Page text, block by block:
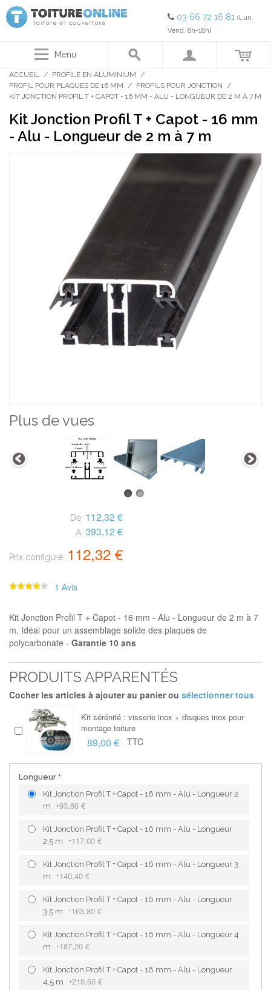
03 66 72 16 81 (Lun.
Vend. 8h-18h)
Menu
ACCUEIL / PROFILÉ EN ALUMINIUM /
PROFIL POUR PLAQUES DE 16 MM / PROFILS POUR JONCTION /
KIT JONCTION PROFIL T + CAPOT - 16 MM - ALU - LONGUEUR DE 2 M À 7 M
Kit Jonction Profil T + Capot - 16 mm
- Alu - Longueur de 2 m à 7 m
Plus de vues
De: 112,32 €
A: 393,12 €
Prix configuré: 112,32 €
1 Avis
Kit Jonction Profil T + Capot - 16 mm - Alu - Longueur de 2 m à 7
m. Idéal pour un assemblage solide des plaques de
polycarbonate - Garantie 10 ans
PRODUITS APPARENTÉS
Cocher les articles à ajouter au panier ou sélectionner tous
Kit sérénité : visserie inox + disques inox pour
montage toiture
89,00 € TTC
Longueur
Kit Jonction Profil T + Capot - 16 mm - Alu - Longueur 2
m +93,60 €
Kit Jonction Profil T + Capot - 16 mm - Alu - Longueur
2,5 m +117,00 €
Kit Jonction Profil T + Capot - 16 mm - Alu - Longueur 3
m +140,40 €
Kit Jonction Profil T + Capot - 16 mm - Alu - Longueur
3,5 m +163,80 €
Kit Jonction Profil T + Capot - 16 mm - Alu - Longueur 4
m +187,20 €
Kit Jonction Profil T + Capot - 16 mm - Alu - Longueur
4,5 m +210,60 €